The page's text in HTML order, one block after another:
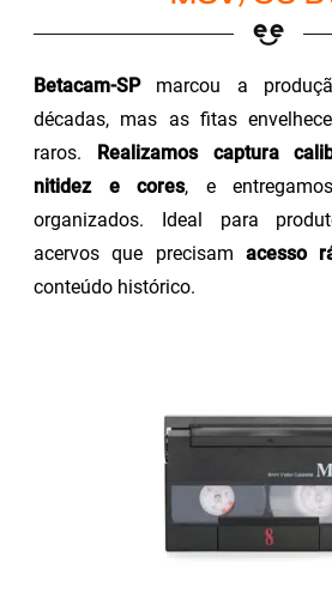
Betacam-SPmarcou a
décadas, mas as fitas
raros.
Realizamos captura
nitidez e cores, e
organizados. Ideal para
acervos que precisam acesso
conteúdo histórico.